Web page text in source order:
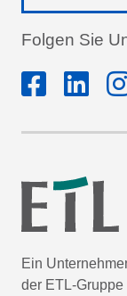
Folgen Sie
Ein
der ETL-Gruppe